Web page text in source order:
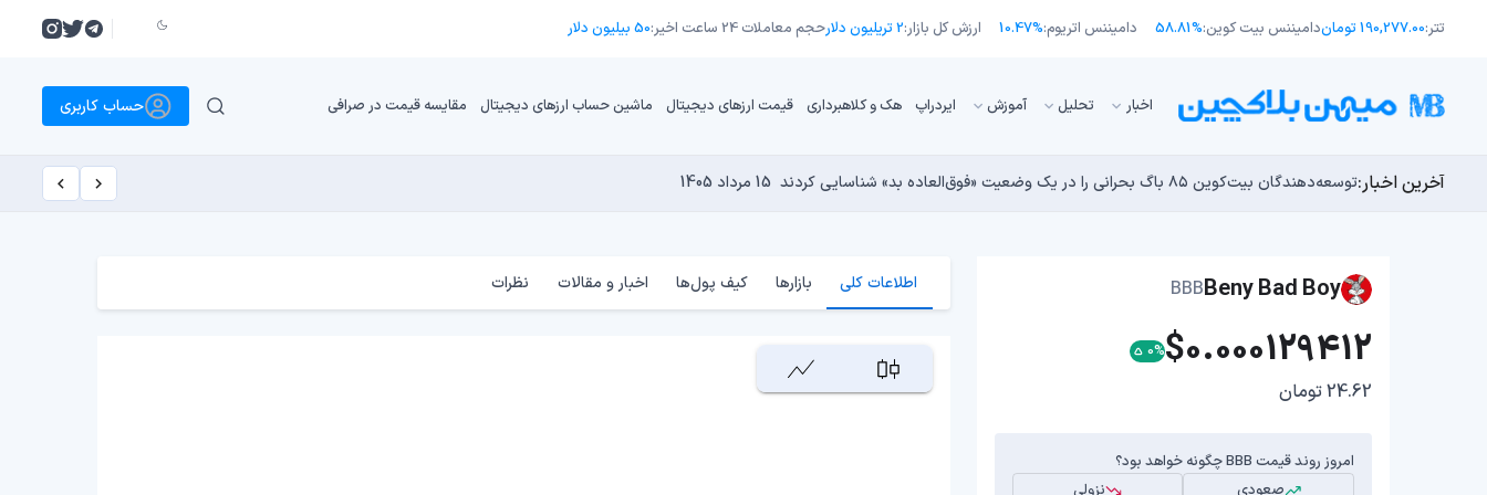
تتر:190,277.00 تومان دامیننس بیت کوین:58.81% دامیننس اتریوم:10.47% ارزش کل بازار:2 تریلیون دلار حجم معاملات 24 ساعت اخیر: 50 بیلیون دلار
اﺧﺒﺎر تحلیل آموزش ایردراپ هک و کلاهبرداری قیمت ارزهای دیجیتال ماشین حساب ارزهای دیجیتال مقایسه قیمت در صرافی حساب کاربری
آخرین اخبار:توسعه‌دهندگان بیت‌کوین ۸۵ باگ بحرانی را در یک وضعیت «فوق‌العاده بد» شناسایی کردند 15 مرداد 1405 اوج‌گیری طلا با تقاضای چین؛ چرا قیمت بیت کوین در ۶۴ هزار دلار درجا می‌زند؟ 15 مرداد 1405
بدترین نمودار برای گاوهای بیت کوین؛ آیا دوران رالی‌های نجومی به پایان رسیده است؟ 14 مرداد 1405 انتقال ۶۶ میلیون دلاری بیت کوین توسط مایکرواستراتژی؛ آیا فشار فروش جدیدی در راه است؟ 14 مرداد 1405 یک نقشه راه کوانتومی، بیت‌کوین را بسیار بالاتر خواهد برد 13 مرداد 1405
Beny Bad Boy
BBB
$0.000129412
0%
24.62 تومان
امروز روند قیمت BBB چگونه خواهد بود؟
صعودی
نزولی
اطلاعات کلی بازارها کیف پول‌ها اخبار و مقالات نظرات